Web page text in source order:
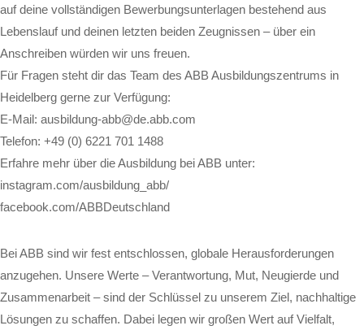
auf deine vollständigen Bewerbungsunterlagen bestehend aus
Lebenslauf und deinen letzten beiden Zeugnissen – über ein
Anschreiben würden wir uns freuen.
Für Fragen steht dir das Team des ABB Ausbildungszentrums in
Heidelberg gerne zur Verfügung:
E-Mail: ausbildung-abb@de.abb.com
Telefon: +49 (0) 6221 701 1488
Erfahre mehr über die Ausbildung bei ABB unter:
instagram.com/ausbildung_abb/
facebook.com/ABBDeutschland
Bei ABB sind wir fest entschlossen, globale Herausforderungen
anzugehen. Unsere Werte – Verantwortung, Mut, Neugierde und
Zusammenarbeit – sind der Schlüssel zu unserem Ziel, nachhaltige
Lösungen zu schaffen. Dabei legen wir großen Wert auf Vielfalt,